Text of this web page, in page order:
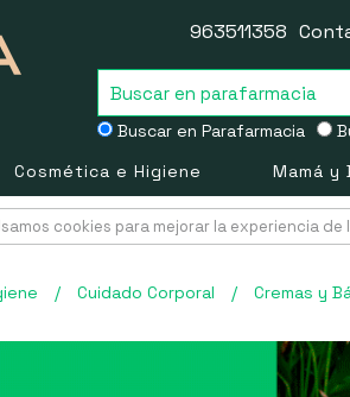
Buscar en Parafarmacia
963511358
Cosmética e Higiene Mamá y
cookies para mejorar la experiencia
/ Cuidado Corporal / Cremas y